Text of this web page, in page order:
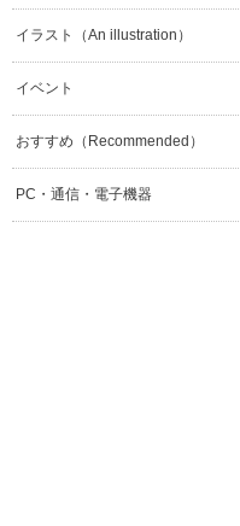
イラスト（An illustration）
イベント
おすすめ（Recommended）
PC・通信・電子機器